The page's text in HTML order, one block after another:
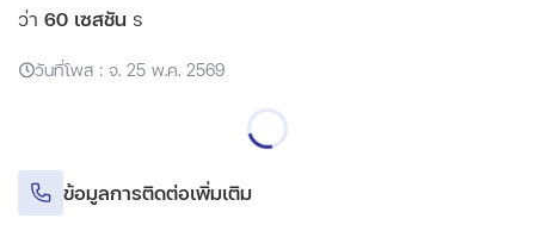
ว่า 60 เซสชัน ร
วันที่โพส : จ. 25 พ.ค. 2569
ข้อมูลการติดต่อเพิ่มเติม